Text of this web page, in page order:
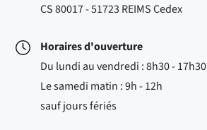
CS 80017 - 51723 REIMS Cedex
Horaires d'ouverture
Du lundi au vendredi : 8h30 - 17h30
Le samedi matin : 9h - 12h
sauf jours fériés